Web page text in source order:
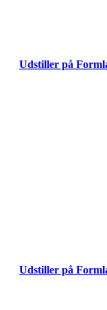
Udstiller på
Udstiller på